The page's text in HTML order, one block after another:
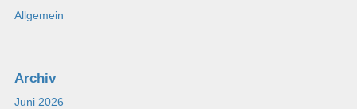
Allgemein
Archiv
Juni 2026